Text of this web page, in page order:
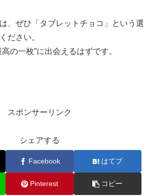
、ぜひ「タブレットチョコ」という選
ださい。
の一枚”に出会えるはずです。
スポンサーリンク
シェアする
Facebook はてブ
Pinterest コピー